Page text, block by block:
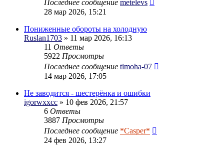
Последнее сообщение metelevs
28 мар 2026, 15:21
Пониженные обороты на холодную
Ruslan1703 » 11 мар 2026, 16:13
11 Ответы
5922 Просмотры
Последнее сообщение timoha-07
14 мар 2026, 17:05
Не заводится - шестерёнка и ошибки
igorwxxcc » 10 фев 2026, 21:57
6 Ответы
3887 Просмотры
Последнее сообщение *Casper*
24 фев 2026, 13:27